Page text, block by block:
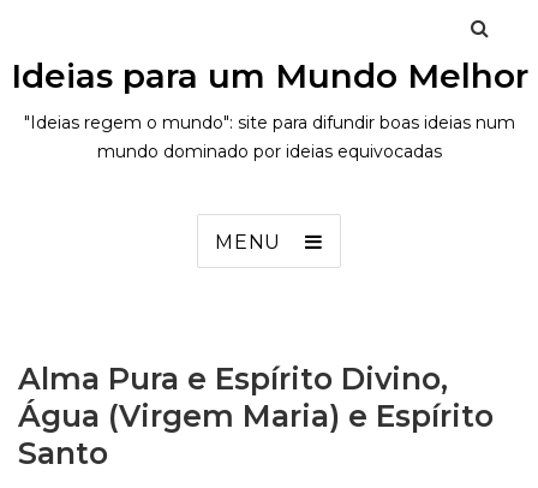
Ideias para um Mundo Melhor
"Ideias regem o mundo": site para difundir boas ideias num
mundo dominado por ideias equivocadas
MENU
Alma Pura e Espírito Divino,
Água (Virgem Maria) e Espírito
Santo